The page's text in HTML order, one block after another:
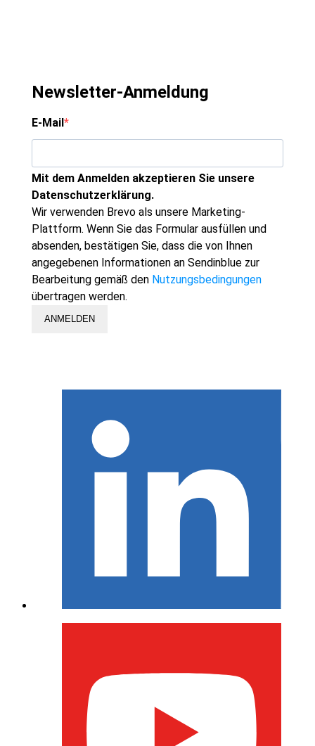
Newsletter-Anmeldung
E-Mail
Mit dem Anmelden akzeptieren Sie unsere
Datenschutzerklärung.
Wir verwenden Brevo als unsere Marketing-
Plattform. Wenn Sie das Formular ausfüllen und
absenden, bestätigen Sie, dass die von Ihnen
angegebenen Informationen an Sendinblue zur
Bearbeitung gemäß den Nutzungsbedingungen
übertragen werden.
ANMELDEN